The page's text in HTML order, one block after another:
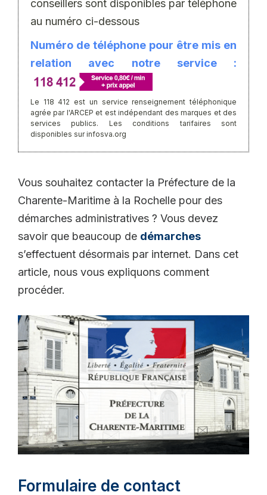
conseillers sont disponibles par téléphone
au numéro ci-dessous
Numéro de téléphone pour être mis en
relation avec notre service :
Le 118 412 est un service renseignement téléphonique
agrée par l'ARCEP et est indépendant des marques et des
services publics. Les conditions tarifaires sont
disponibles sur infosva.org
Vous souhaitez contacter la Préfecture de la
Charente-Maritime à la Rochelle pour des
démarches administratives ? Vous devez
savoir que beaucoup de démarches
s’effectuent désormais par internet. Dans cet
article, nous vous expliquons comment
procéder.
Formulaire de contact